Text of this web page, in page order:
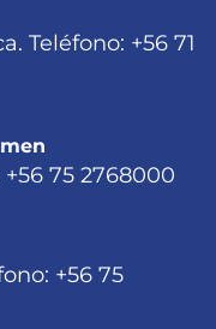
Teléfono: +56 71
75 2768000
+56 75